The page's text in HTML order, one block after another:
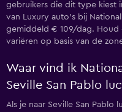
gebruikers die dit type kiest
van Luxury auto's bij
gemiddeld € 109/dag. Houd
variëren op basis van de
Waar vind ik
Seville San Pablo
Als je naar Seville San Pablo